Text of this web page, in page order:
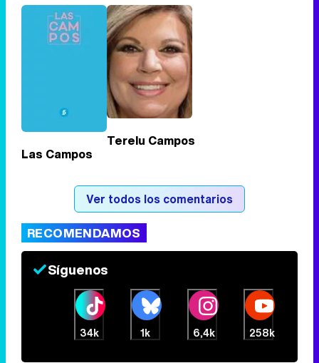
Las Campos
Terelu Campos
Ver todos los comentarios
RECOMENDAMOS
Síguenos
34k 1k 6,4k 258k